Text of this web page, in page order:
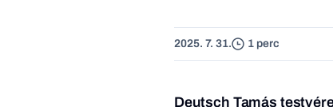
2025. 7. 31. 1 perc
Deutsch Tamás